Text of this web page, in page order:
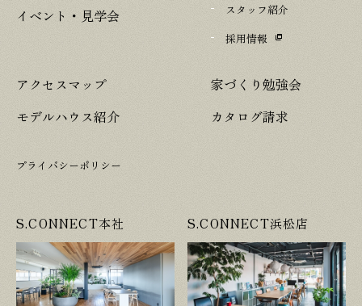
イベント・見学会
スタッフ紹介
採用情報
アクセスマップ
モデルハウス紹介
家づくり勉強会
カタログ請求
プライバシーポリシー
S.CONNECT本社 S.CONNECT浜松店